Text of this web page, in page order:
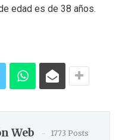
edad es de 38 años.
Web
1773 Posts